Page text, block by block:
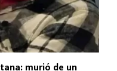
murió de un